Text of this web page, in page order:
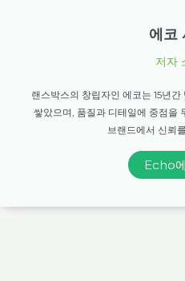
에코
저자
랜스박스의 창립자인 에코는 15년
쌓았으며, 품질과 디테일에 중점
브랜드에서 신뢰
Echo